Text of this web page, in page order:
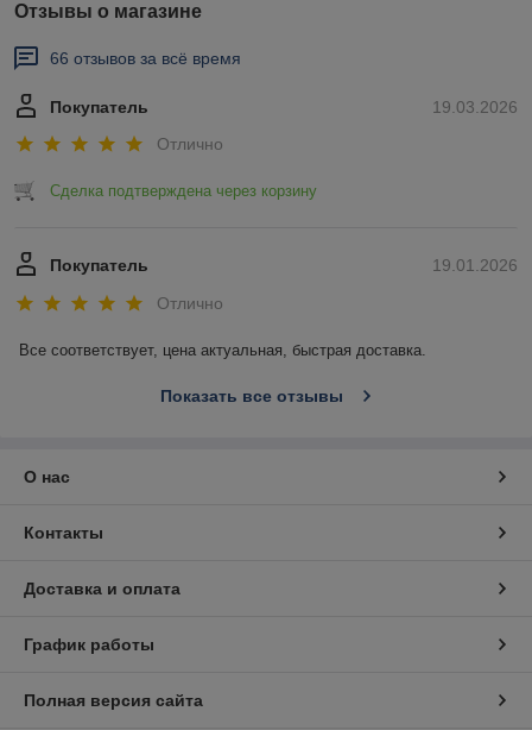
Отзывы о магазине
66 отзывов за всё время
19.03.2026
Покупатель
Отлично
Сделка подтверждена через корзину
19.01.2026
Покупатель
Отлично
Все соответствует, цена актуальная, быстрая доставка.
Показать все отзывы
О нас
Контакты
Доставка и оплата
График работы
Полная версия сайта